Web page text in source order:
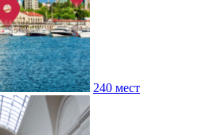
240 мест